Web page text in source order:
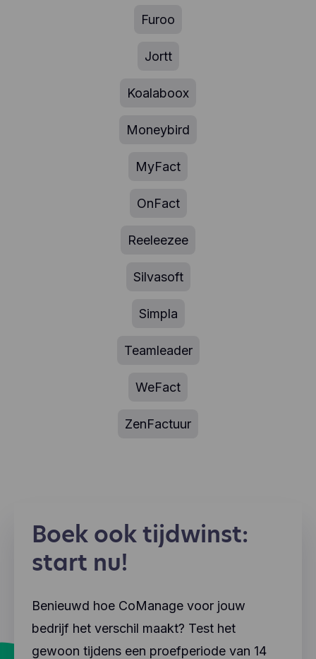
Furoo
Jortt
Koalaboox
Moneybird
MyFact
OnFact
Reeleezee
Silvasoft
Simpla
Teamleader
WeFact
ZenFactuur
Boek ook tijdwinst:
start nu!
Benieuwd hoe CoManage voor jouw
bedrijf het verschil maakt? Test het
gewoon tijdens een proefperiode van 14